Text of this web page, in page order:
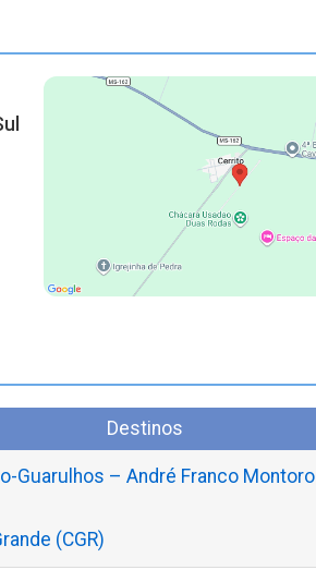
Destinos
Guarulhos – André Franco Montoro
(CGR)